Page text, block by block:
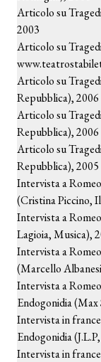
Articolo su
2003
Articolo su
Articolo su
Repubblica), 2006
Articolo su
Repubblica), 2006
Articolo su
Repubblica), 2005
Intervista a
(Cristina Piccino,
Intervista a
Lagioia, Musica),
Intervista a
(Marcello
Intervista a
Endogonidia
Intervista in
Endogonidia
Intervista in